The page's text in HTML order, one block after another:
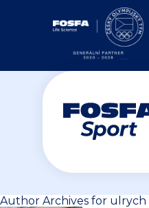
Author Archives for ulrych